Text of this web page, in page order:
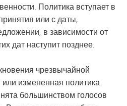
Политика вступает в
или с даты,
в зависимости от
дат наступит позднее.
чрезвычайной
измененная политика
большинством голосов